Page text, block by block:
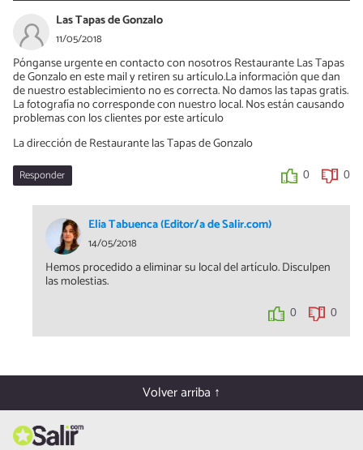
Las Tapas de Gonzalo
11/05/2018
Pónganse urgente en contacto con nosotros Restaurante Las Tapas
de Gonzalo en este mail y retiren su artículo.La información que dan
de nuestro establecimiento no es correcta. No damos las tapas gratis.
La fotografía no corresponde con nuestro local. Nos están causando
problemas con los clientes por este artículo
La dirección de Restaurante las Tapas de Gonzalo
Responder 0 0
Elia Tabuenca (Editor/a de Salir.com)
14/05/2018
Hemos procedido a eliminar su local del artículo. Disculpen
las molestias.
0 0
Volver arriba ↑